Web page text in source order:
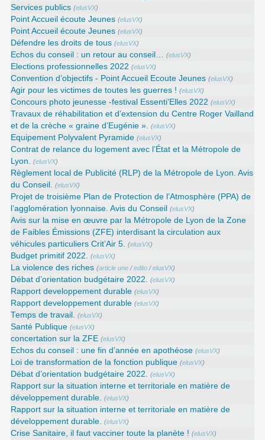
Services publics (elusVX)
Point Accueil écoute Jeunes (elusVX)
Point Accueil écoute Jeunes (elusVX)
Défendre les droits de tous (elusVX)
Echos du conseil : un retour au conseil… (elusVX)
Elections professionnelles 2022 (elusVX)
Convention d’objectifs - Point Accueil Ecoute Jeunes (elusVX)
Agir pour les victimes de toutes les guerres ! (elusVX)
Concours photo jeunesse -festival Essenti’Elles 2022 (elusVX)
Travaux de réhabilitation et d’extension du Centre Roger Vailland
et de la crèche « graine d’Eugénie ». (elusVX)
Equipement Polyvalent Pyramide (elusVX)
Contrat de relance du logement avec l’État et la Métropole de
Lyon. (elusVX)
Règlement local de Publicité (RLP) de la Métropole de Lyon. Avis
du Conseil. (elusVX)
Projet de troisième Plan de Protection de l’Atmosphère (PPA) de
l’agglomération lyonnaise. Avis du Conseil
(elusVX)
Avis sur la mise en œuvre par la Métropole de Lyon de la Zone
de Faibles Émissions (ZFE) interdisant la circulation aux
véhicules particuliers Crit’Air 5. (elusVX)
Budget primitif 2022. (elusVX)
La violence des riches (article une/edito/elusVX)
Débat d’orientation budgétaire 2022. (elusVX)
Rapport developpement durable (elusVX)
Rapport developpement durable (elusVX)
Temps de travail. (elusVX)
Santé Publique (elusVX)
concertation sur la ZFE (elusVX)
Echos du conseil : une fin d’année en apothéose (elusVX)
Loi de transformation de la fonction publique (elusVX)
Débat d’orientation budgétaire 2022. (elusVX)
Rapport sur la situation interne et territoriale en matière de
développement durable. (elusVX)
Rapport sur la situation interne et territoriale en matière de
développement durable. (elusVX)
Crise Sanitaire, il faut vacciner toute la planète ! (elusVX)